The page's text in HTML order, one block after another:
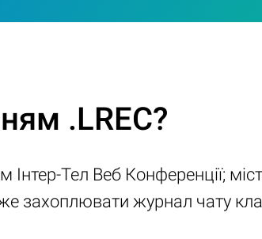
.LREC?
Тел Веб Конференції;
журнал чату